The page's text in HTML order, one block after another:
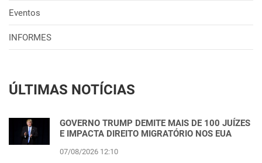
Eventos
INFORMES
ÚLTIMAS NOTÍCIAS
GOVERNO TRUMP DEMITE MAIS DE 100 JUÍZES
E IMPACTA DIREITO MIGRATÓRIO NOS EUA
07/08/2026 12:10